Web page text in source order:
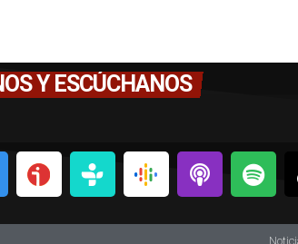
Y ESCÚCHANOS